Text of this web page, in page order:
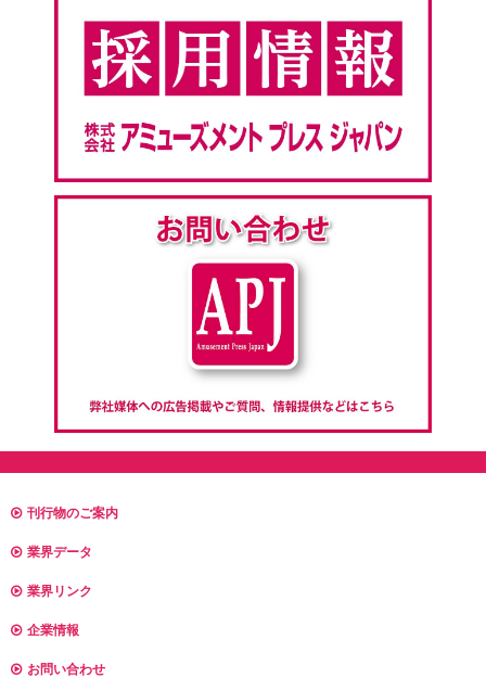
刊行物のご案内
業界データ
業界リンク
企業情報
お問い合わせ